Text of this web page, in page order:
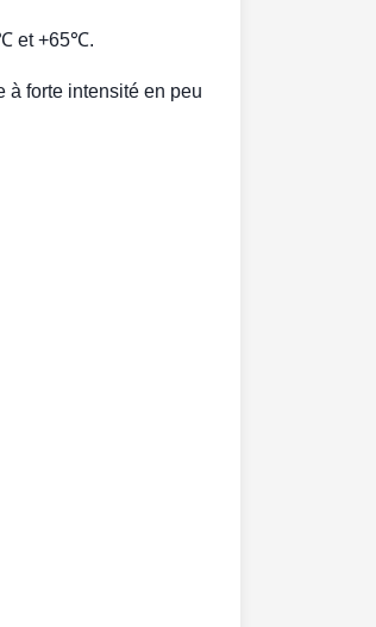
et +65℃.
à forte intensité en peu